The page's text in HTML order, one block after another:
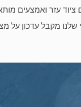
עזר ואמצעים
שלנו מקבל עדכון